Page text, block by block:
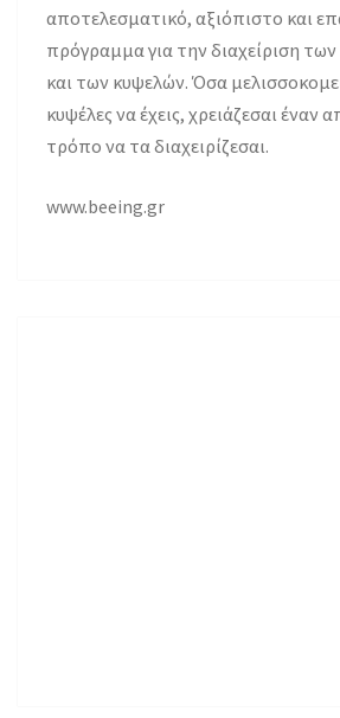
αποτελεσματικό, αξιόπιστο και
πρόγραμμα για την διαχείριση
και των κυψελών. Όσα
κυψέλες να έχεις, χρειάζεσαι έναν
τρόπο να τα διαχειρίζεσαι.
www.beeing.gr